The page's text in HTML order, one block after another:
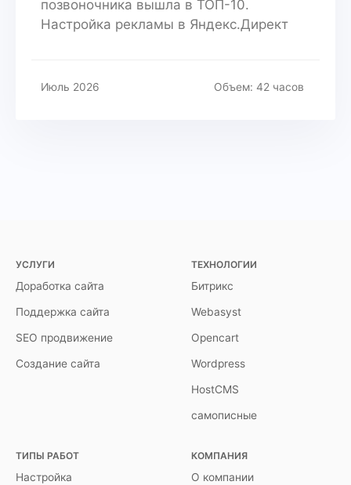
позвоночника вышла в ТОП-10.
Настройка рекламы в Яндекс.Директ
Июль 2026 Объем: 42 часов
УСЛУГИ
Доработка сайта
Поддержка сайта
SEO продвижение
Создание сайта
ТЕХНОЛОГИИ
Битрикс
Webasyst
Opencart
Wordpress
HostCMS
самописные
ТИПЫ РАБОТ
Настройка
КОМПАНИЯ
О компании